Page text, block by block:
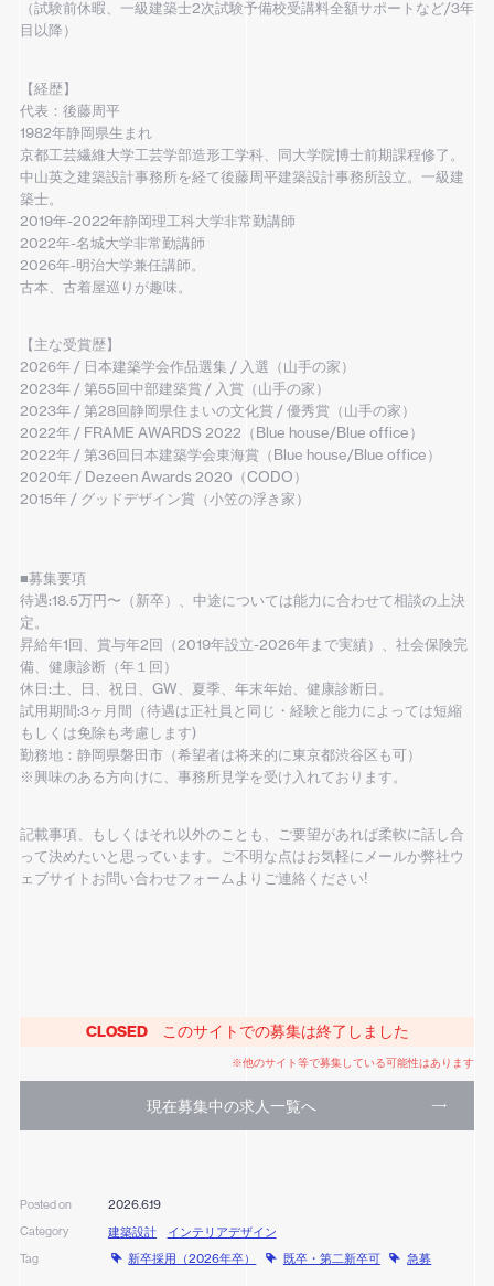
（試験前休暇、一級建築士2次試験予備校受講料全額サポートなど/3年
目以降）
【経歴】
代表：後藤周平
1982年静岡県生まれ
京都工芸繊維大学工芸学部造形工学科、同大学院博士前期課程修了。
中山英之建築設計事務所を経て後藤周平建築設計事務所設立。一級建
築士。
2019年-2022年静岡理工科大学非常勤講師
2022年-名城大学非常勤講師
2026年-明治大学兼任講師。
古本、古着屋巡りが趣味。
【主な受賞歴】
2026年 / 日本建築学会作品選集 / 入選（山手の家）
2023年 / 第55回中部建築賞 / 入賞（山手の家）
2023年 / 第28回静岡県住まいの文化賞 / 優秀賞（山手の家）
2022年 / FRAME AWARDS 2022（Blue house/Blue office）
2022年 / 第36回日本建築学会東海賞（Blue house/Blue office）
2020年 / Dezeen Awards 2020（CODO）
2015年 / グッドデザイン賞（小笠の浮き家）
■募集要項
待遇:18.5万円〜（新卒）、中途については能力に合わせて相談の上決
定。
昇給年1回、賞与年2回（2019年設立-2026年まで実績）、社会保険完
備、健康診断（年１回）
休日:土、日、祝日、GW、夏季、年末年始、健康診断日。
試用期間:3ヶ月間（待遇は正社員と同じ・経験と能力によっては短縮
もしくは免除も考慮します)
勤務地：静岡県磐田市（希望者は将来的に東京都渋谷区も可）
※興味のある方向けに、事務所見学を受け入れております。
記載事項、もしくはそれ以外のことも、ご要望があれば柔軟に話し合
って決めたいと思っています。ご不明な点はお気軽にメールか弊社ウ
ェブサイトお問い合わせフォームよりご連絡ください!
CLOSED このサイトでの募集は終了しました
※他のサイト等で募集している可能性はあります
現在募集中の求人一覧へ
Posted on 2026.6.19
Category 建築設計 インテリアデザイン
Tag 新卒採用（2026年卒） 既卒・第二新卒可 急募